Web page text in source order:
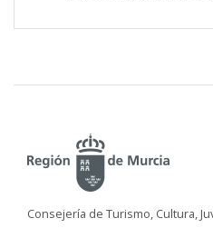
Consejería de Turismo, Cultura,